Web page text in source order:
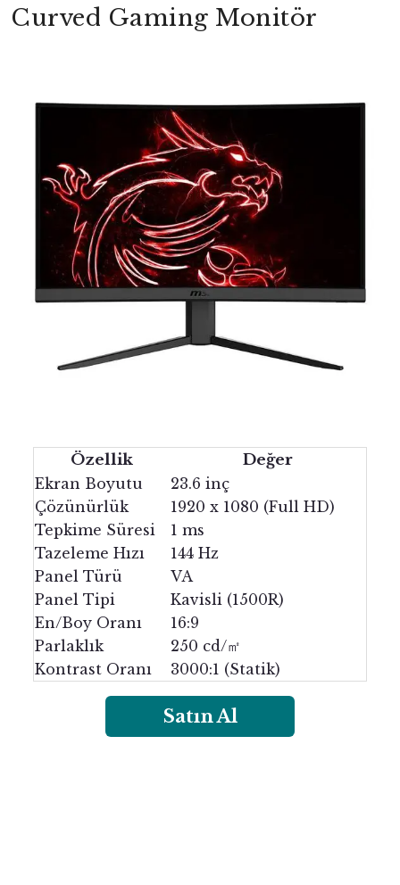
Curved Gaming Monitör
Özellik Değer
Ekran Boyutu
23.6 inç
Çözünürlük
1920 x 1080 (Full HD)
Tepkime Süresi
1 ms
Tazeleme Hızı
144 Hz
Panel Türü
VA
Panel Tipi
Kavisli (1500R)
En/Boy Oranı
16:9
Parlaklık
250 cd/㎡
Kontrast Oranı
3000:1 (Statik)
Satın Al